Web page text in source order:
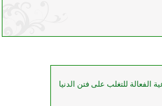
الفعالة للتغلب على فتن الدنيا